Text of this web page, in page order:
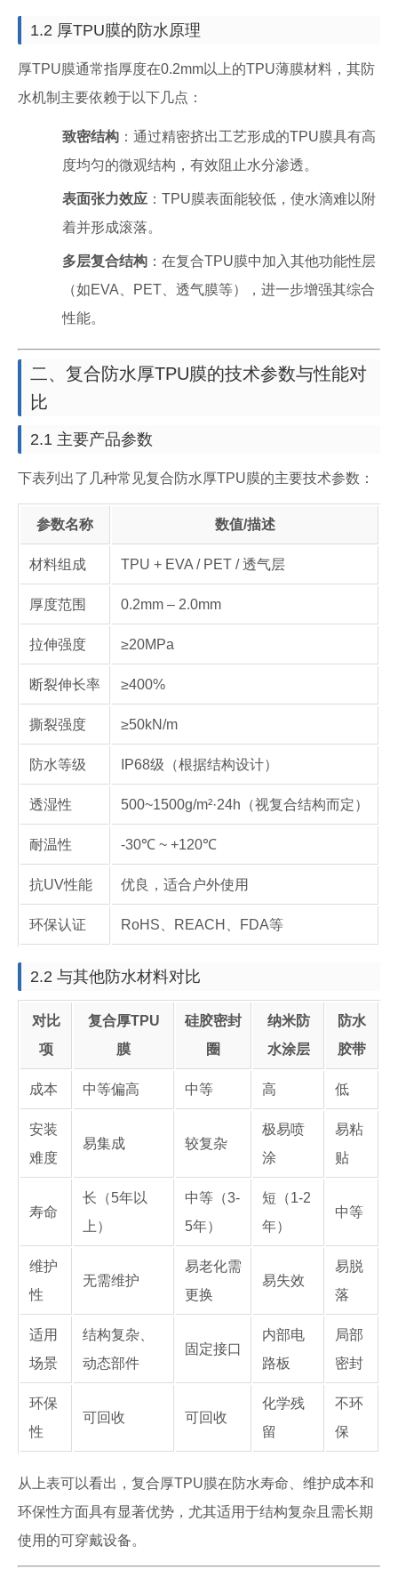
1.2 厚TPU膜的防水原理
厚TPU膜通常指厚度在0.2mm以上的TPU薄膜材料，其防
水机制主要依赖于以下几点：
致密结构 ：通过精密挤出工艺形成的TPU膜具有高
度均匀的微观结构，有效阻止水分渗透。
表面张力效应 ：TPU膜表面能较低，使水滴难以附
着并形成滚落。
多层复合结构 ：在复合TPU膜中加入其他功能性层
（如EVA、PET、透气膜等），进一步增强其综合
性能。
二、复合防水厚TPU膜的技术参数与性能对
比
2.1 主要产品参数
下表列出了几种常见复合防水厚TPU膜的主要技术参数：
参数名称 数值/描述
材料组成 TPU + EVA / PET / 透气层
厚度范围 0.2mm – 2.0mm
拉伸强度 ≥20MPa
断裂伸长率 ≥400%
撕裂强度 ≥50kN/m
防水等级 IP68级（根据结构设计）
透湿性 500~1500g/m²·24h（视复合结构而定）
耐温性 -30℃ ~ +120℃
抗UV性能 优良，适合户外使用
环保认证 RoHS、REACH、FDA等
2.2 与其他防水材料对比
对比
项
复合厚TPU
膜
硅胶密封
圈
纳米防
水涂层
防水
胶带
成本 中等偏高 中等 高 低
安装
难度
易集成 较复杂
极易喷
涂
易粘
贴
寿命
长（5年以
上）
中等（3-
5年）
短（1-2
年）
中等
维护
性
无需维护
易老化需
更换
易失效
易脱
落
适用
场景
结构复杂、
动态部件
固定接口
内部电
路板
局部
密封
环保
性
可回收 可回收
化学残
留
不环
保
从上表可以看出，复合厚TPU膜在防水寿命、维护成本和
环保性方面具有显著优势，尤其适用于结构复杂且需长期
使用的可穿戴设备。